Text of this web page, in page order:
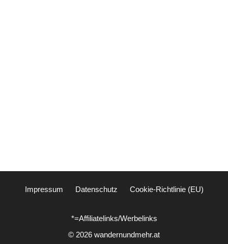
Impressum Datenschutz Cookie-Richtlinie (EU)
*=Affiliatelinks/Werbelinks
© 2026 wandernundmehr.at